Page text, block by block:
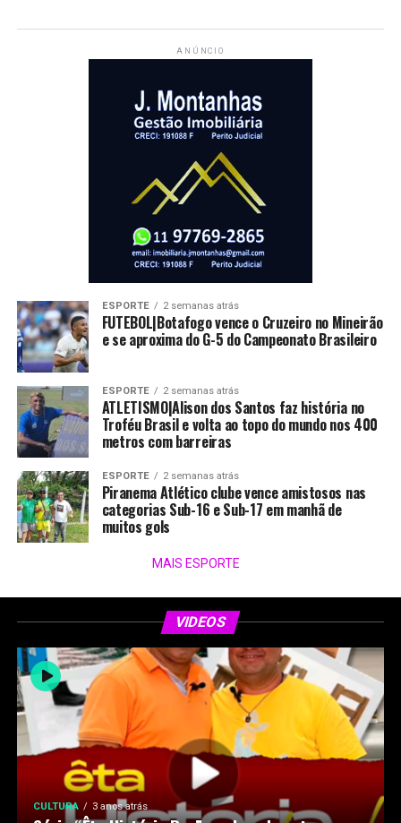
ANÚNCIO
ESPORTE 2 semanas atrás
FUTEBOL|Botafogo vence o Cruzeiro no Mineirão
e se aproxima do G-5 do Campeonato Brasileiro
ESPORTE 2 semanas atrás
ATLETISMO|Alison dos Santos faz história no
Troféu Brasil e volta ao topo do mundo nos 400
metros com barreiras
ESPORTE 2 semanas atrás
Piranema Atlético clube vence amistosos nas
categorias Sub-16 e Sub-17 em manhã de
muitos gols
MAIS ESPORTE
VIDEOS
CULTURA 3 anos atrás